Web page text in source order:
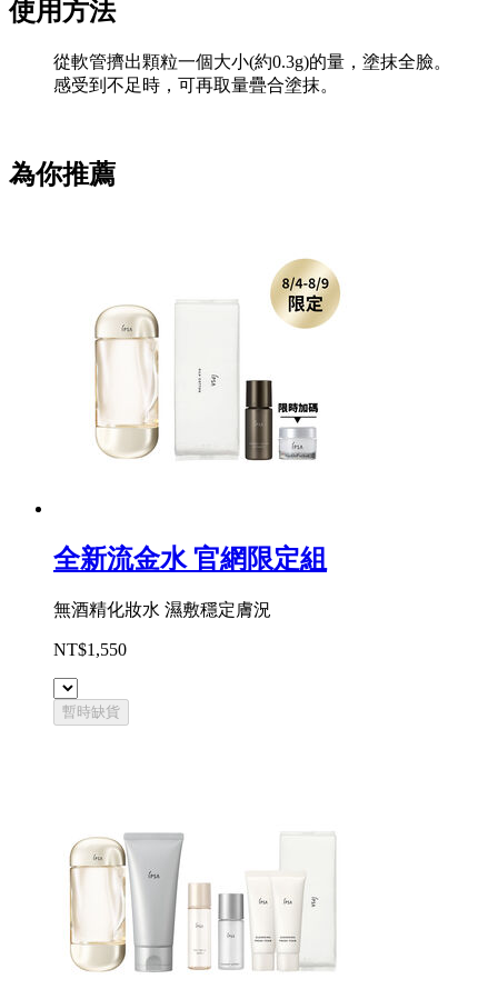
使用方法
從軟管擠出顆粒一個大小(約0.3g)的量，塗抹全臉。
感受到不足時，可再取量疊合塗抹。
為你推薦
全新流金水 官網限定組
無酒精化妝水 濕敷穩定膚況
NT$1,550
暫時缺貨